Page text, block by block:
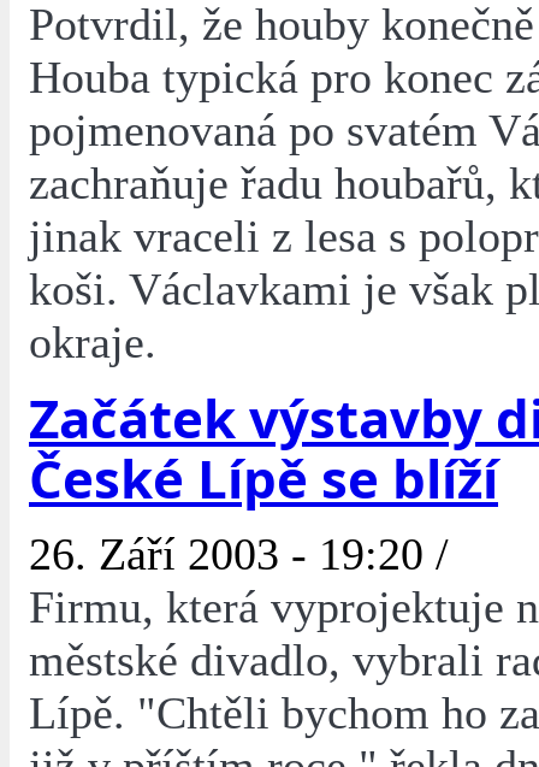
Potvrdil, že houby
Houba typická pro konec
pojmenovaná po svatém
zachraňuje řadu houbařů,
jinak vraceli z lesa s
koši. Václavkami je však
okraje.
Začátek výstavby
České Lípě se blíží
26. Září 2003 - 19:20 /
Firmu, která vyprojektuje
městské divadlo, vybrali
Lípě. "Chtěli bychom ho